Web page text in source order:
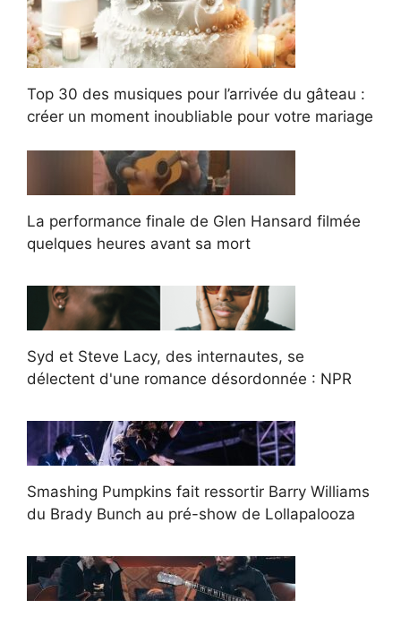
Top 30 des musiques pour l’arrivée du gâteau :
créer un moment inoubliable pour votre mariage
La performance finale de Glen Hansard filmée
quelques heures avant sa mort
Syd et Steve Lacy, des internautes, se
délectent d'une romance désordonnée : NPR
Smashing Pumpkins fait ressortir Barry Williams
du Brady Bunch au pré-show de Lollapalooza